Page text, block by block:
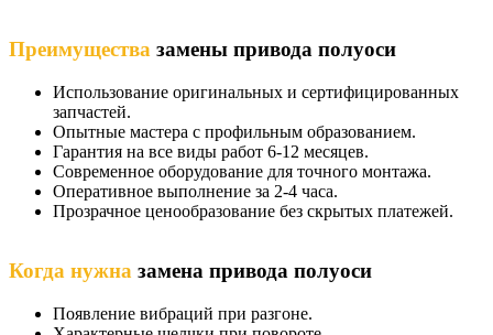
Преимущества замены привода полуоси
Использование оригинальных и сертифицированных
запчастей.
Опытные мастера с профильным образованием.
Гарантия на все виды работ 6-12 месяцев.
Современное оборудование для точного монтажа.
Оперативное выполнение за 2-4 часа.
Прозрачное ценообразование без скрытых платежей.
Когда нужна замена привода полуоси
Появление вибраций при разгоне.